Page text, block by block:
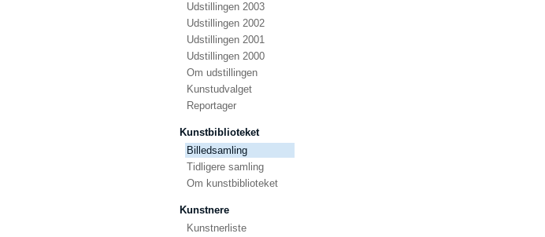
Udstillingen 2003
Udstillingen 2002
Udstillingen 2001
Udstillingen 2000
Om udstillingen
Kunstudvalget
Reportager
Kunstbiblioteket
Billedsamling
Tidligere samling
Om kunstbiblioteket
Kunstnere
Kunstnerliste